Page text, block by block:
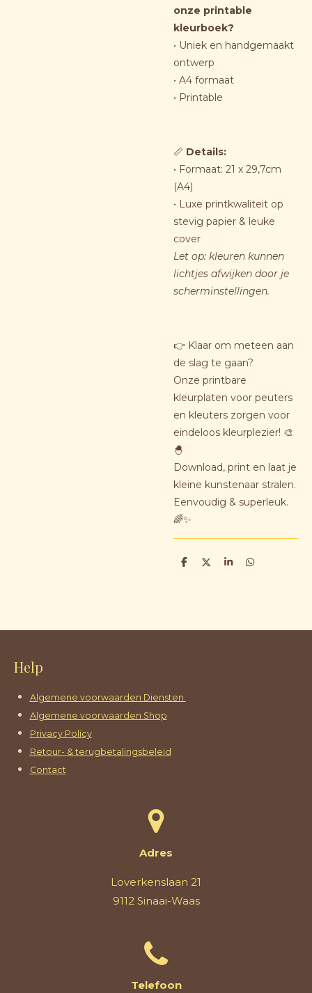
onze printable
kleurboek?
• Uniek en handgemaakt
ontwerp
• A4 formaat
• Printable
📏 Details:
• Formaat: 21 x 29,7cm
(A4)
• Luxe printkwaliteit op
stevig papier & leuke
cover
Let op: kleuren kunnen
lichtjes afwijken door je
scherminstellingen.
👉 Klaar om meteen aan
de slag te gaan?
Onze printbare
kleurplaten voor peuters
en kleuters zorgen voor
eindeloos kleurplezier! 🎨
🐣
Download, print en laat je
kleine kunstenaar stralen.
Eenvoudig & superleuk.
🌈✨
D
D
S
D
Help
Algemene voorwaarden Diensten
Algemene voorwaarden Shop
Privacy Policy
Retour- & terugbetalingsbeleid
Contact
Adres
Loverkenslaan 21
9112 Sinaai-Waas
Telefoon